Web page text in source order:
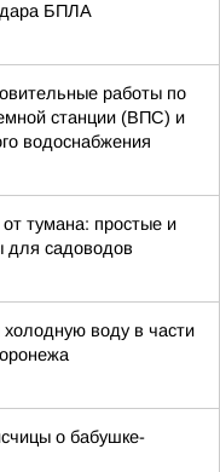
БПЛА
работы по
станции (ВПС) и
водоснабжения
тумана: простые и
для садоводов
воду в части
о бабушке-